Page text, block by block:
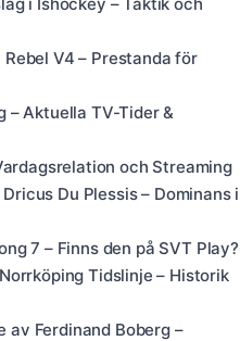
V4 – Prestanda för
– Aktuella TV-Tider &
och Streaming
Du Plessis – Dominans i
7 – Finns den på SVT Play?
Tidslinje – Historik
av Ferdinand Boberg –